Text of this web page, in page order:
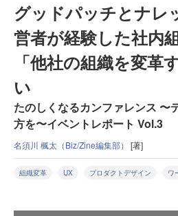
グッドパッチとナレ
営者が経験した社内
「他社の組織を変革
い
たのしくなるカンファレンス 〜
⽅を〜イベントレポート Vol.3
名須川 楓太（Biz/Zine編集部） [著]
組織変革 UX プロダクトデザイン ワ